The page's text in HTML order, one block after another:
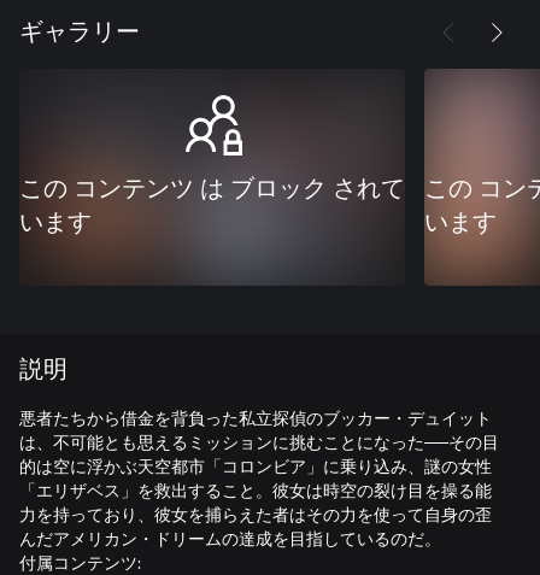
ギャラリー
この コンテンツ は ブロック されて
います
この コン
います
説明
悪者たちから借金を背負った私立探偵のブッカー・デュイット
は、不可能とも思えるミッションに挑むことになった──その目
的は空に浮かぶ天空都市「コロンビア」に乗り込み、謎の女性
「エリザベス」を救出すること。彼女は時空の裂け目を操る能
力を持っており、彼女を捕らえた者はその力を使って自身の歪
んだアメリカン・ドリームの達成を目指しているのだ。
付属コンテンツ: